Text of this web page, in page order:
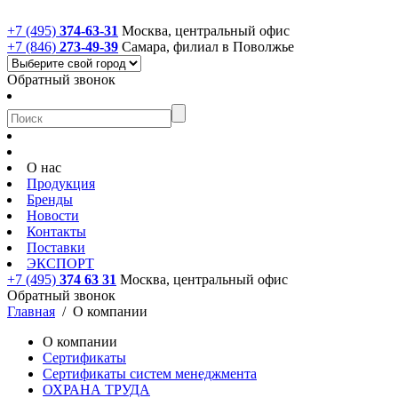
+7 (495) 374-63-31 Москва, центральный офис
+7 (846) 273-49-39 Самара, филиал в Поволжье
Обратный звонок
О нас
Продукция
Бренды
Новости
Контакты
Поставки
ЭКСПОРТ
+7 (495) 374 63 31 Москва, центральный офис
Обратный звонок
Главная / О компании
О компании
Сертификаты
Сертификаты систем менеджмента
ОХРАНА ТРУДА